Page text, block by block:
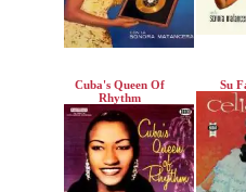
Cuba's Queen Of
Rhythm
Su